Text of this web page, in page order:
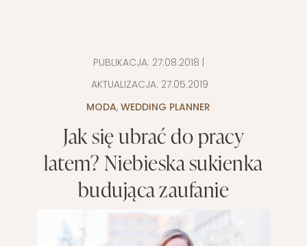
PUBLIKACJA: 27.08.2018
AKTUALIZACJA: 27.05.2019
MODA, WEDDING PLANNER
Jak się ubrać do pracy
latem? Niebieska sukienka
budująca zaufanie